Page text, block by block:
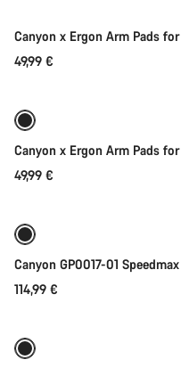
Canyon x Ergon Arm Pads
49,99 €
Canyon x Ergon Arm Pads
49,99 €
Canyon GP0017-01
114,99 €